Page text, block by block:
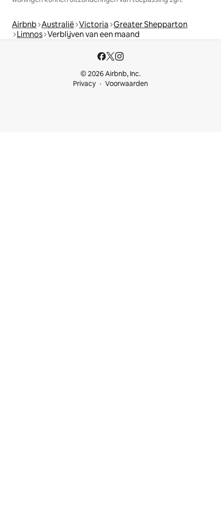
Airbnb Australië Victoria Greater Shepparton
Limnos Verblijven van een maand
© 2026 Airbnb, Inc.
Privacy
Voorwaarden